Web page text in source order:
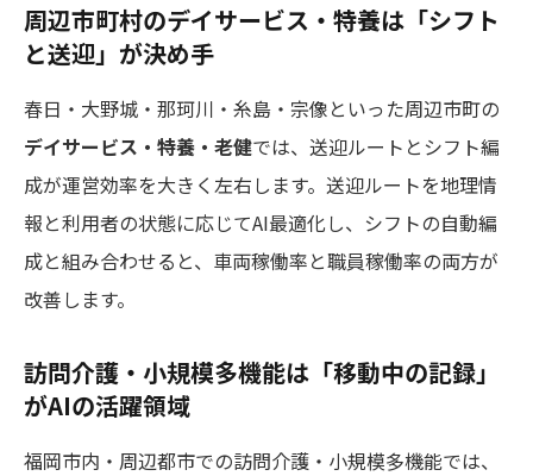
周辺市町村のデイサービス・特養は「シフト
と送迎」が決め手
春日・大野城・那珂川・糸島・宗像といった周辺市町の
デイサービス・特養・老健では、送迎ルートとシフト編
成が運営効率を大きく左右します。送迎ルートを地理情
報と利用者の状態に応じてAI最適化し、シフトの自動編
成と組み合わせると、車両稼働率と職員稼働率の両方が
改善します。
訪問介護・小規模多機能は「移動中の記録」
がAIの活躍領域
福岡市内・周辺都市での訪問介護・小規模多機能では、